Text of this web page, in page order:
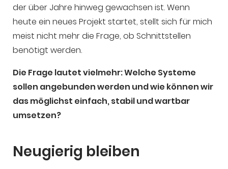
der über Jahre hinweg gewachsen ist. Wenn
heute ein neues Projekt startet, stellt sich für mich
meist nicht mehr die Frage, ob Schnittstellen
benötigt werden.
Die Frage lautet vielmehr: Welche Systeme
sollen angebunden werden und wie können wir
das möglichst einfach, stabil und wartbar
umsetzen?
Neugierig bleiben